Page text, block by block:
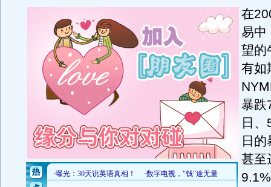
在
易中
望的
有如
暴跌
日
日
甚至